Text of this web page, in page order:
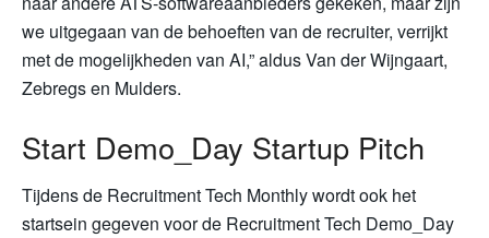
we uitgegaan van de behoeften van de recruiter, verrijkt
met de mogelijkheden van AI,” aldus Van der Wijngaart,
Zebregs en Mulders.
Start Demo_Day Startup Pitch
Tijdens de Recruitment Tech Monthly wordt ook het
startsein gegeven voor de Recruitment Tech Demo_Day